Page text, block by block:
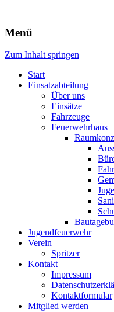
Freiwillige
Menü
Zum Inhalt springen
Start
Einsatzabteilung
Über uns
Einsätze
Fahrzeuge
Feuerwehrhaus
Jugendfeuerwehr
Verein
Spritzer
Kontakt
Impressum
Kontaktformular
Mitglied werden